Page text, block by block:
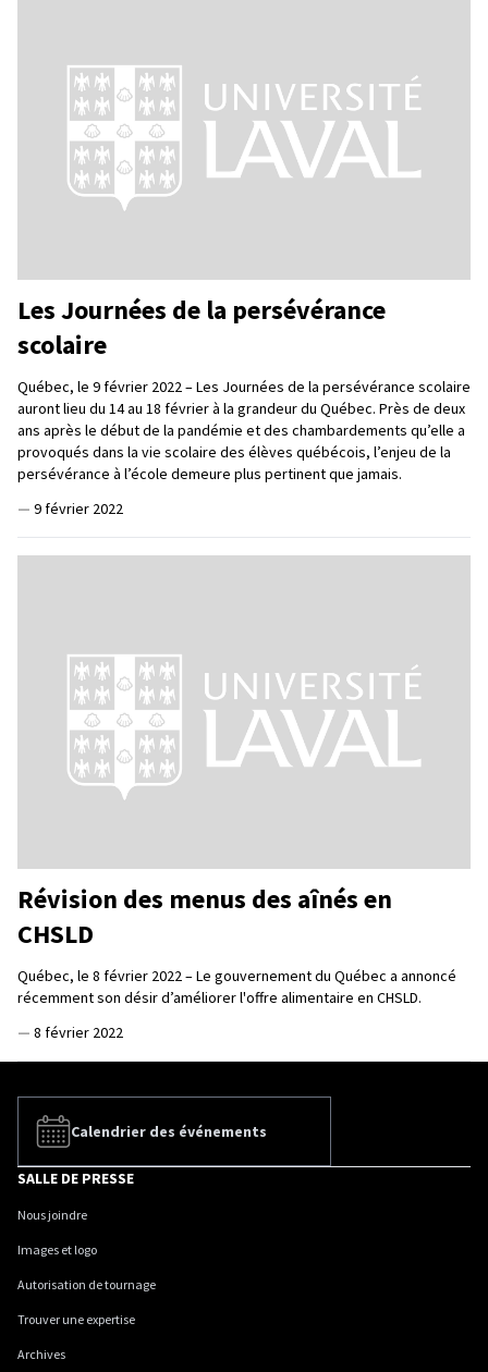
Les Journées de la persévérance
scolaire
Québec, le 9 février 2022 – Les Journées de la persévérance scolaire
auront lieu du 14 au 18 février à la grandeur du Québec. Près de deux
ans après le début de la pandémie et des chambardements qu’elle a
provoqués dans la vie scolaire des élèves québécois, l’enjeu de la
persévérance à l’école demeure plus pertinent que jamais.
— 9 février 2022
Révision des menus des aînés en
CHSLD
Québec, le 8 février 2022 – Le gouvernement du Québec a annoncé
récemment son désir d’améliorer l'offre alimentaire en CHSLD.
— 8 février 2022
Calendrier des événements
SALLE DE PRESSE
Nous joindre
Images et logo
Autorisation de tournage
Trouver une expertise
Archives